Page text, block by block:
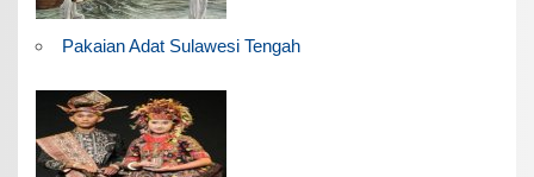
Pakaian Adat Sulawesi Tengah